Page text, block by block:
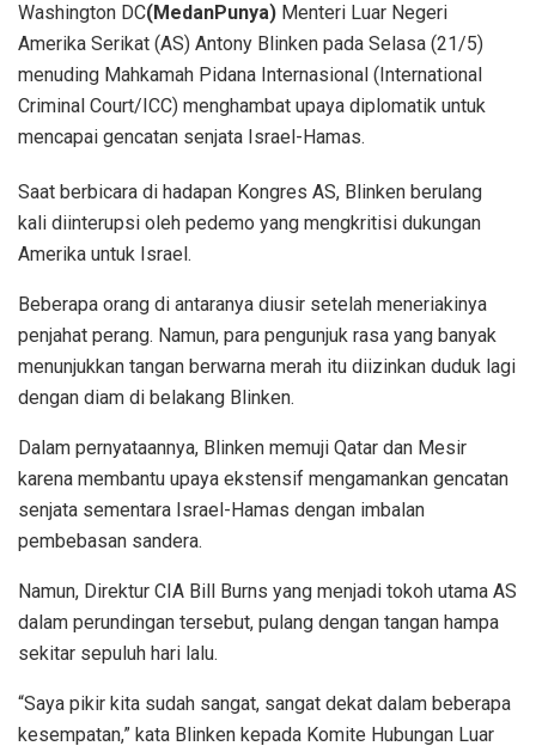
Washington DC(MedanPunya) Menteri Luar Negeri
Amerika Serikat (AS) Antony Blinken pada Selasa (21/5)
menuding Mahkamah Pidana Internasional (International
Criminal Court/ICC) menghambat upaya diplomatik untuk
mencapai gencatan senjata Israel-Hamas.
Saat berbicara di hadapan Kongres AS, Blinken berulang
kali diinterupsi oleh pedemo yang mengkritisi dukungan
Amerika untuk Israel.
Beberapa orang di antaranya diusir setelah meneriakinya
penjahat perang. Namun, para pengunjuk rasa yang banyak
menunjukkan tangan berwarna merah itu diizinkan duduk lagi
dengan diam di belakang Blinken.
Dalam pernyataannya, Blinken memuji Qatar dan Mesir
karena membantu upaya ekstensif mengamankan gencatan
senjata sementara Israel-Hamas dengan imbalan
pembebasan sandera.
Namun, Direktur CIA Bill Burns yang menjadi tokoh utama AS
dalam perundingan tersebut, pulang dengan tangan hampa
sekitar sepuluh hari lalu.
“Saya pikir kita sudah sangat, sangat dekat dalam beberapa
kesempatan,” kata Blinken kepada Komite Hubungan Luar